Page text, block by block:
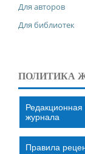
Для авторов
Для библиотек
ПОЛИТИКА
Редакционная
журнала
Правила